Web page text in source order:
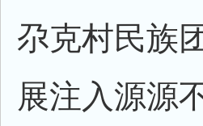
尕克村民族
展注入源源